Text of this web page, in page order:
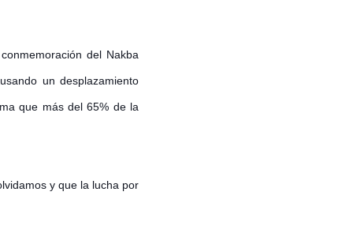
del Nakba
un desplazamiento
que más del 65% de la
y que la lucha por